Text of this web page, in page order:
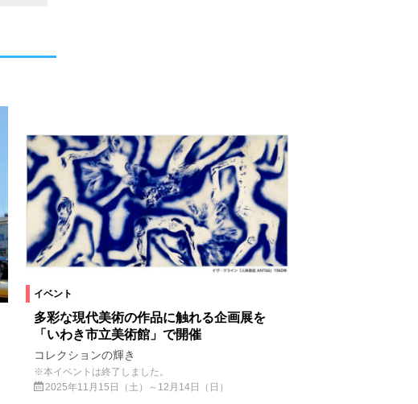
イベント
多彩な現代美術の作品に触れる企画展を
「いわき市立美術館」で開催
コレクションの輝き
※本イベントは終了しました。
2025年11月15日（土）～12月14日（日）